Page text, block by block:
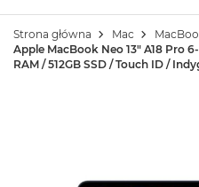
Strona główna Mac
Apple MacBook Neo 13" A18 Pro
RAM / 512GB SSD / Touch ID /